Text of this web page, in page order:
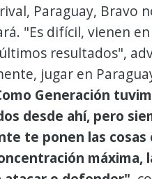
Paraguay, Bravo
"Es difícil, vienen en
resultados",
jugar en
Generación
desde ahí, pero
te ponen las cosas
máxima,